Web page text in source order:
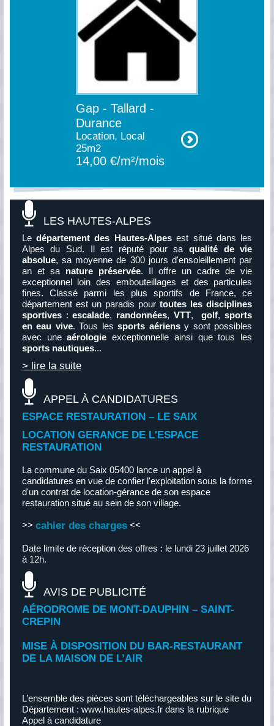
Gap - Tallard -
Durance
Location, Local
25m2
14,00 €/m²/mois
Gap - Tallard -
Durance
Location, Local
360m2
Serre-Ponçon -Val
16 000m2
800 000,00 €
LES HAUTES-ALPES
Ledépartement des Hautes-Alpesest situé dans les
Alpes du Sud. Il est réputé pour sa qualité de vie
absolue, sa moyenne de 300 jours d'ensoleillement par
an et sa nature préservée. Il offre un cadre de vie
exceptionnel loin des embouteillages et des particules
fines. Classé parmi les plus sportifs de France, ce
département est un paradis pourtoutes les disciplines
sportives:escalade, randonnées, VTT,golf,sports
en eau vive. Tous lessports aériensy sont possibles
avec uneaérologie exceptionnelle ainsi que tous les
sports nautiques...
> lire la suite
APPEL À CANDIDATURES
ESPACE RESTAURATION – LE SAIX
LOCATION GERANCE DE L'ESPACE
RESTAURATION
La commune du Saix 05400 lance un appel à
candidatures en vue de confier l'exploitation sous la forme
d'un contrat de location-gérance de son espace
restauration situé au sein de son village.
>> cahier des charges<<
Date limite de réception des offres : le lundi 23 juillet 2026
à 12h.
AVIS DE PUBLICITÉ
AÉRODROME DE MONT-DAUPHIN – SAINT-
CREPIN
MISE À DISPOSITION DU BAR-RESTAURANT
DE LA MAISON DE L’AIR
L’ensemble des pièces sont téléchargeables sur le site du
Département : www.hautes-alpes.fr dans la rubrique
Appel à candidature